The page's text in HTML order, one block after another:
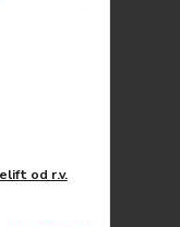
od r.v.